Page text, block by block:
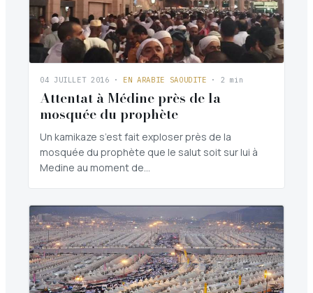
04 JUILLET 2016 · EN ARABIE SAOUDITE · 2 min
Attentat à Médine près de la
mosquée du prophète
Un kamikaze s’est fait exploser près de la
mosquée du prophète que le salut soit sur lui à
Medine au moment de…